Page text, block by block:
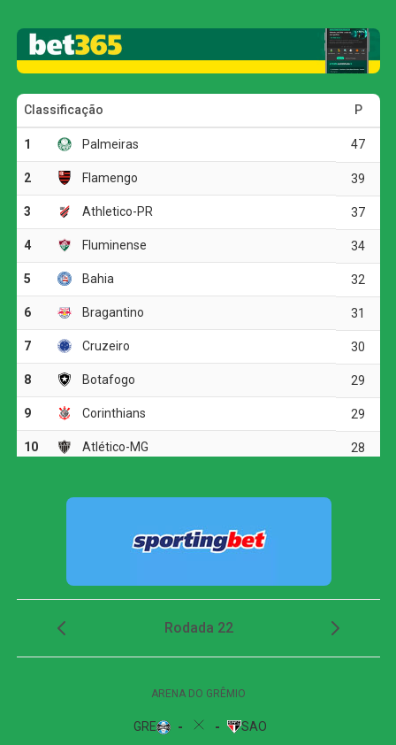
confortável que se mostrou crucial para a consagração.
O jogo
A partida no Beira-Rio foi tensa, mas o Grêmio soube
administrar a pressão. O gol tricolor surgiu nos
acréscimos do primeiro tempo, aos 51 minutos. Após
cobrança de escanteio de Marlon, Gustavo Martins se
antecipou na pequena área e cabeceou para o fundo das
redes, ampliando ainda mais a tranquilidade gremista.
Na segunda etapa, o Internacional buscou a reação e
conseguiu o empate aos 37 minutos, com Alan Patrick
convertendo uma cobrança de pênalti. O meio-campista
deslocou o goleiro Weverton e reacendeu a esperança da
torcida colorada, mas o gol não foi suficiente para mudar
o destino do título, e o Inter encerrou sua participação
como vice-campeão.
Próximos desafios:
Bragantino na próxima quinta-feira, 12 de março de 2026,
às 21h30, na Arena do Grêmio, em Porto Alegre, pela 5ª
rodada da competição.
Já o Internacional terá pela frente o Atlético-MG, na
MRV, em Belo Horizonte, também pela 5ª rodada do
Detalhes